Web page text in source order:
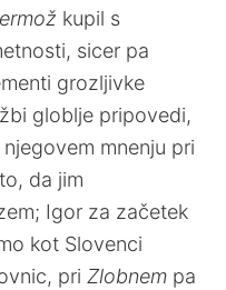
kupil s
sicer pa
grozljivke
globlje pripovedi,
mnenju pri
da jim
Igor za začetek
kot Slovenci
priZlobnem pa